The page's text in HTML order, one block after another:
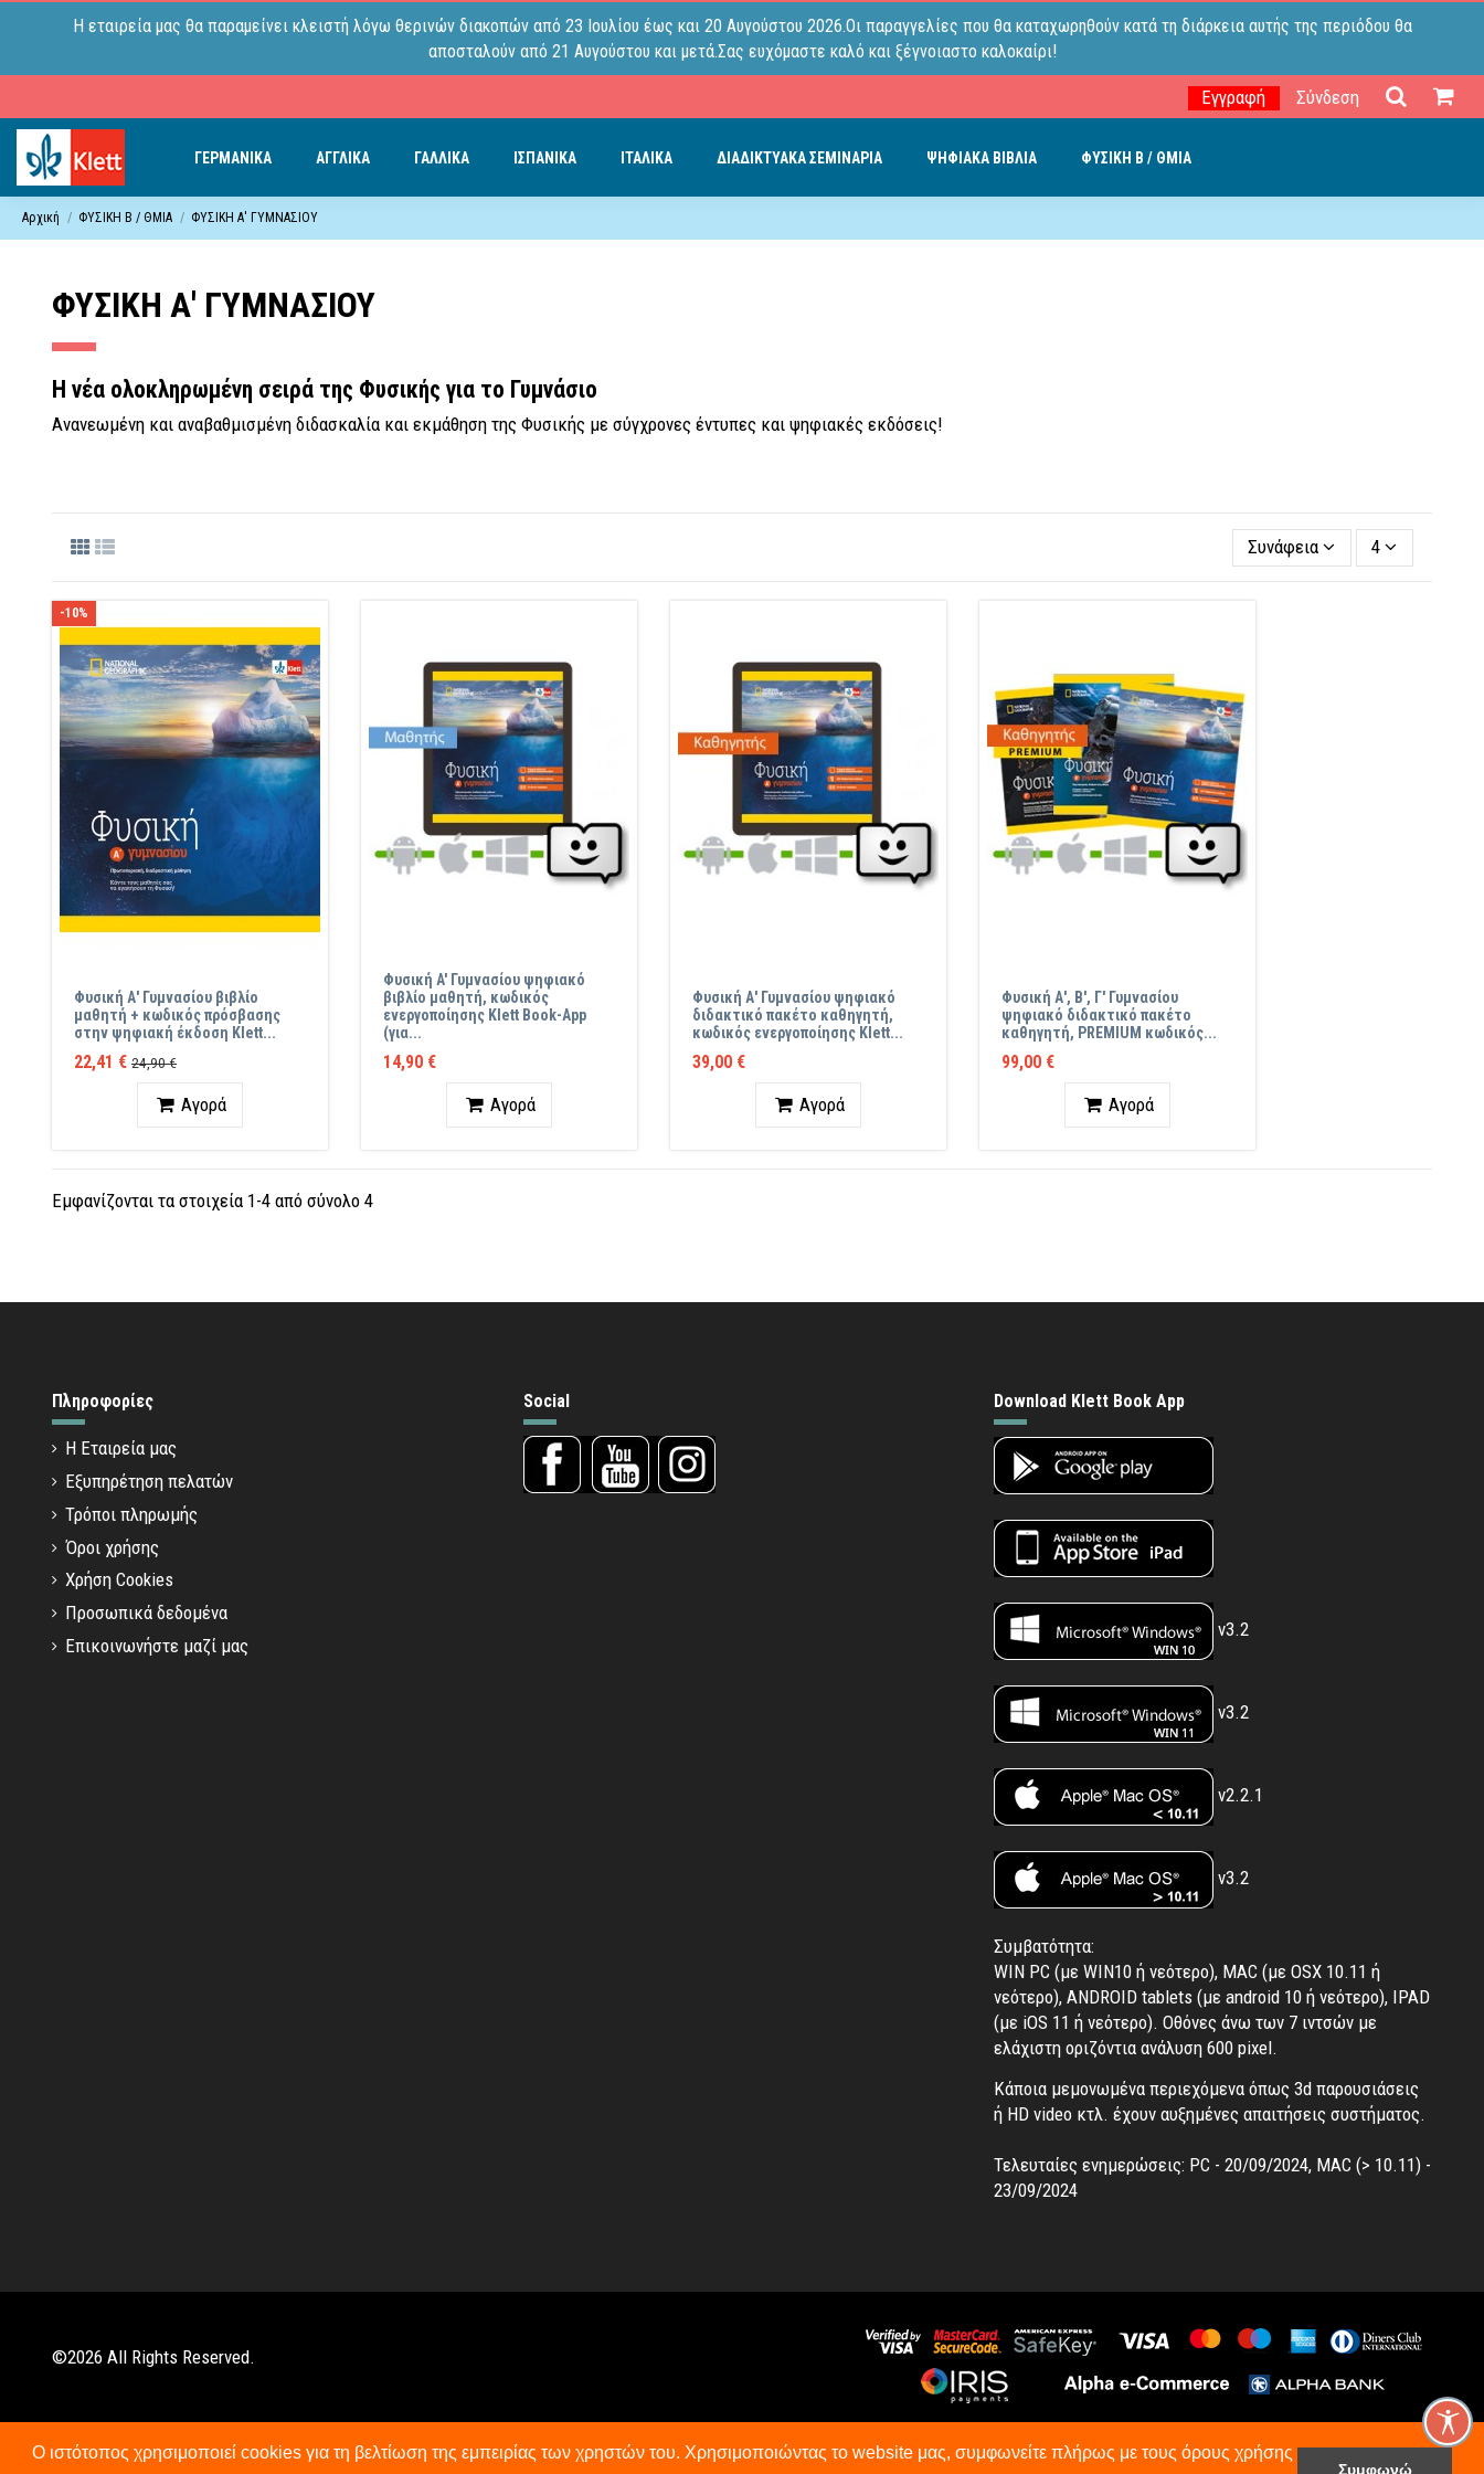
Ο ιστότοπος χρησιμοποιεί cookies για τη βελτίωση της εμπειρίας των χρηστών του. Χρησιμοποιώντας το website μας, συμφωνείτε πλήρως με τους όρους χρήσης
Συμφωνώ
Η εταιρεία μας θα παραμείνει κλειστή λόγω θερινών διακοπών από 23 Ιουλίου έως και 20 Αυγούστου 2026.Οι παραγγελίες που θα καταχωρηθούν κατά τη διάρκεια αυτής της περιόδου θα
αποσταλούν από 21 Αυγούστου και μετά.Σας ευχόμαστε καλό και ξέγνοιαστο καλοκαίρι!
Εγγραφή Σύνδεση
ΓΕΡΜΑΝΙΚΑ ΑΓΓΛΙΚΑ ΓΑΛΛΙΚΑ ΙΣΠΑΝΙΚΑ ΙΤΑΛΙΚΑ ΔΙΑΔΙΚΤΥΑΚΑ ΣΕΜΙΝΑΡΙΑ ΨΗΦΙΑΚΑ ΒΙΒΛΙΑ ΦΥΣΙΚΗ B / ΘΜΙΑ
Αρχική ΦΥΣΙΚΗ B / ΘΜΙΑ ΦΥΣΙΚΗ Α' ΓΥΜΝΑΣΙΟΥ
ΦΥΣΙΚΗ Α' ΓΥΜΝΑΣΙΟΥ
Η νέα ολοκληρωμένη σειρά της Φυσικής για το Γυμνάσιο
Ανανεωμένη και αναβαθμισμένη διδασκαλία και εκμάθηση της Φυσικής με σύγχρονες έντυπες και ψηφιακές εκδόσεις!
Συνάφεια 4
-10%
Φυσική Α' Γυμνασίου βιβλίο
μαθητή + κωδικός πρόσβασης
στην ψηφιακή έκδοση Klett...
22,41 € 24,90 €
ΠοσότηταΑγορά
Φυσική A' Γυμνασίου ψηφιακό
βιβλίο μαθητή, κωδικός
ενεργοποίησης Klett Book-App
(για...
14,90 €
ΠοσότηταΑγορά
Φυσική Α' Γυμνασίου ψηφιακό
διδακτικό πακέτο καθηγητή,
κωδικός ενεργοποίησης Klett...
39,00 €
ΠοσότηταΑγορά
Φυσική Α', Β', Γ' Γυμνασίου
ψηφιακό διδακτικό πακέτο
καθηγητή, PREMIUM κωδικός...
99,00 €
ΠοσότηταΑγορά
Εμφανίζονται τα στοιχεία 1-4 από σύνολο 4
Πληροφορίες
Η Εταιρεία μας
Εξυπηρέτηση πελατών
Τρόποι πληρωμής
Όροι χρήσης
Χρήση Cookies
Προσωπικά δεδομένα
Επικοινωνήστε μαζί μας
Social Download Klett Book App
v3.2
v3.2
v2.2.1
v3.2
Συμβατότητα:
WIN PC (με WIN10 ή νεότερο), MAC (με OSX 10.11 ή
νεότερο), ANDROID tablets (με android 10 ή νεότερο), IPAD
(με iOS 11 ή νεότερο). Oθόνες άνω των 7 ιντσών με
ελάχιστη οριζόντια ανάλυση 600 pixel.
Κάποια μεμονωμένα περιεχόμενα όπως 3d παρουσιάσεις
ή HD video κτλ. έχουν αυξημένες απαιτήσεις συστήματος.
Τελευταίες ενημερώσεις: PC - 20/09/2024, MAC (> 10.11) -
23/09/2024
©2026 All Rights Reserved.